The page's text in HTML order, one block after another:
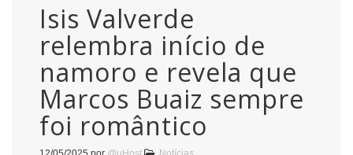
Isis Valverde
relembra início de
namoro e revela que
Marcos Buaiz sempre
foi romântico